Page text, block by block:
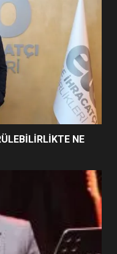
NEYİ
NASIL
NE